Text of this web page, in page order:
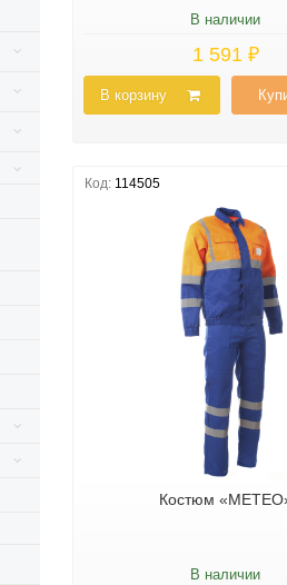
В наличии
1 591 ₽
В корзину
Код: 114505
Костюм
В наличии